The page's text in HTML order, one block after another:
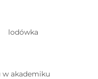
lodówka
w akademiku